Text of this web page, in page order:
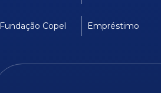
Fundação Copel Empréstimo